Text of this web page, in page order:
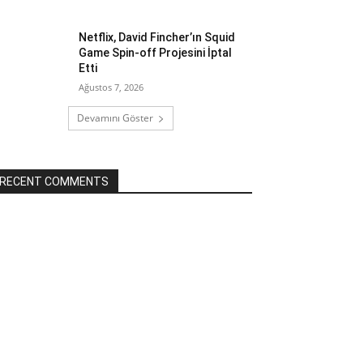
Netflix, David Fincher’ın Squid
Game Spin-off Projesini İptal
Etti
Ağustos 7, 2026
Devamını Göster
RECENT COMMENTS